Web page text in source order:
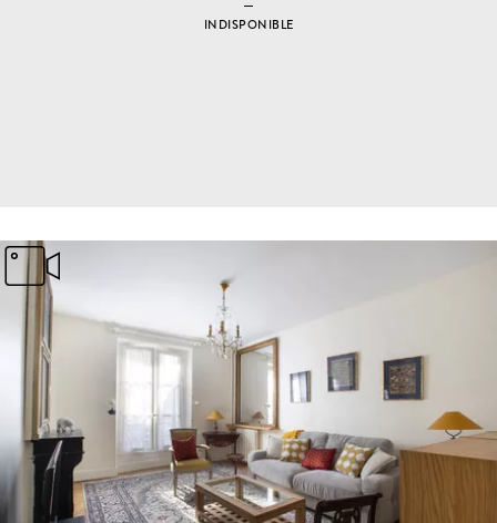
INDISPONIBLE